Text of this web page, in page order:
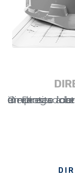
O Direito do Trabalho regula as relações inerentes à atividade laboral, normatizando direitos e obrigações entre empregados e